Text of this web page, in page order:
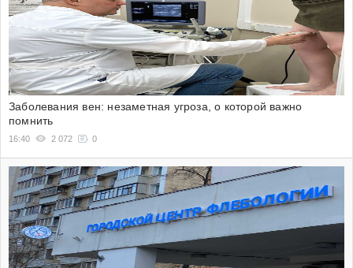
Заболевания вен: незаметная угроза, о которой важно
помнить
16:40 2 072 0